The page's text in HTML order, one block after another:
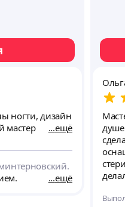
ногти, дизайн
мастер
ещё
ещё
делала, и